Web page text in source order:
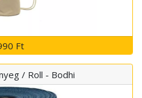
Ft
/ Roll - Bodhi